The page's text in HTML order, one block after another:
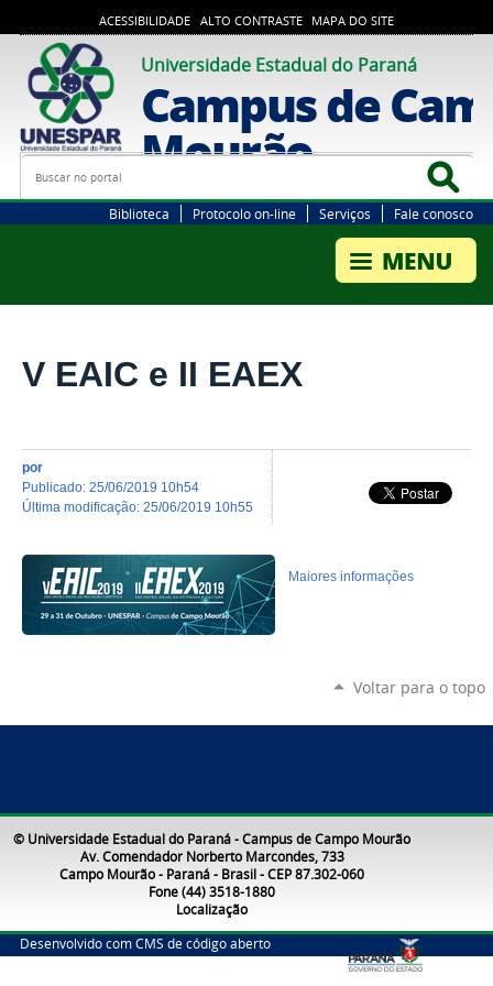
ACESSIBILIDADE ALTO CONTRASTE MAPA DO SITE
Universidade Estadual do Paraná
Campus de
Mourão
Busca
Biblioteca Protocolo on-line Serviços Fale conosco
V EAIC e II EAEX
por
publicado: 25/06/2019 10h54
última modificação: 25/06/2019 10h55
Maiores informações
Voltar para o topo
© Universidade Estadual do Paraná - Campus de Campo Mourão
Av. Comendador Norberto Marcondes, 733
Campo Mourão - Paraná - Brasil - CEP 87.302-060
Fone (44) 3518-1880
Localização
Desenvolvido com CMS de código aberto